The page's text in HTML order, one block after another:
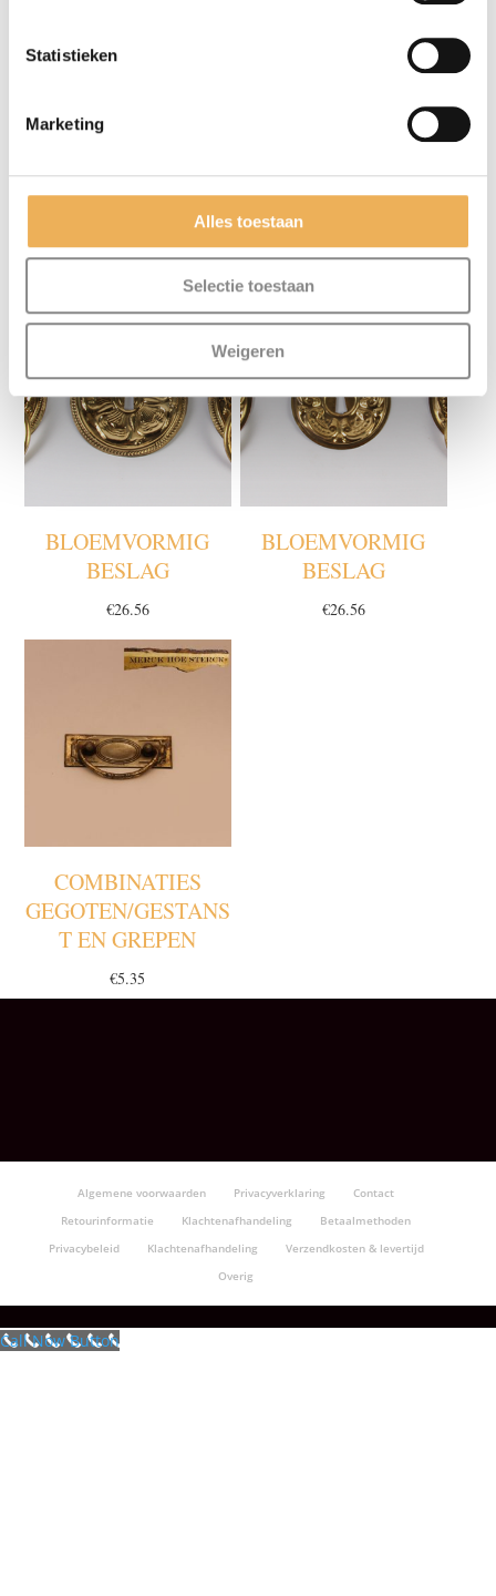
Statistieken
Marketing
Alles toestaan
Selectie toestaan
Weigeren
ik een reactie plaats.
GERELATEERDE PRODUCTEN
BLOEMVORMIG
BESLAG
€26.56
BLOEMVORMIG
BESLAG
€26.56
COMBINATIES
GEGOTEN/GESTANS
T EN GREPEN
€5.35
Algemene voorwaarden Privacyverklaring
Contact
Retourinformatie
Klachtenafhandeling
Betaalmethoden
Privacybeleid
Klachtenafhandeling
Verzendkosten & levertijd
Overig
Call Now Button